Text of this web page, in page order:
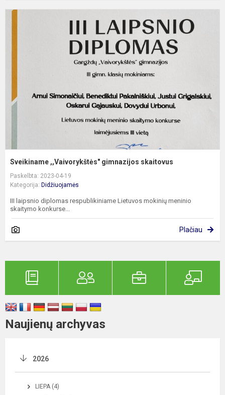
Sveikiname ,,Vaivorykštės" gimnazijos skaitovus
Paskelbta: 2023-04-19
Kategorija: Didžiuojamės
III laipsnio diplomas respublikiniame Lietuvos mokinių meninio
skaitymo konkurse...
Plačiau
Naujienų archyvas
2026
LIEPA (4)